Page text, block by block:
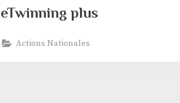
eTwinning plus
Actions Nationales